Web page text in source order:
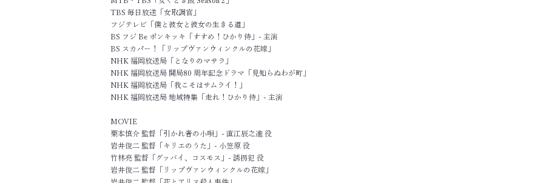
TBS 毎日放送「女取調官」
フジテレビ「僕と彼女と彼女の生きる道」
BS フジ Be ポンキッキ「すすめ！ひかり侍」- 主演
BS スカパー！「リップヴァンウィンクルの花嫁」
NHK 福岡放送局「となりのマサラ」
NHK 福岡放送局 開局80 周年記念ドラマ「見知らぬわが町」
NHK 福岡放送局「我こそはサムライ！」
NHK 福岡放送局 地域特集「走れ！ひかり侍」- 主演​​
MOVIE
栗本慎介 監督「引かれ者の小唄」- 直江辰之進 役
岩井俊二 監督「キリエのうた」- 小笠原 役
竹林亮 監督「グッバイ、コスモス」- 誘拐犯 役
岩井俊二 監督「リップヴァンウィンクルの花嫁」